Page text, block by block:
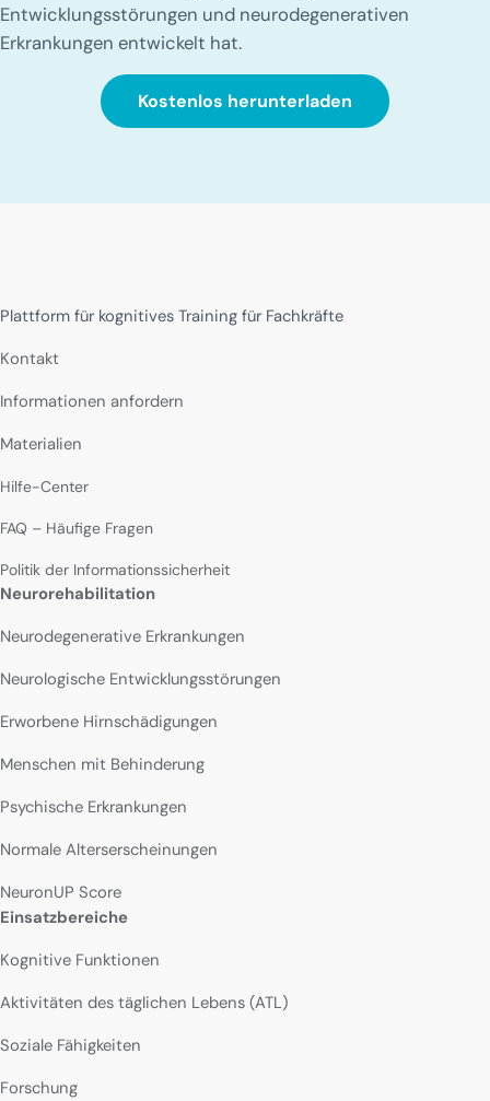
Entwicklungsstörungen und neurodegenerativen
Erkrankungen entwickelt hat.
Kostenlos herunterladen
Plattform für kognitives Training für Fachkräfte
Kontakt
Informationen anfordern
Materialien
Hilfe-Center
FAQ – Häufige Fragen
Politik der Informationssicherheit
Neurorehabilitation
Neurodegenerative Erkrankungen
Neurologische Entwicklungsstörungen
Erworbene Hirnschädigungen
Menschen mit Behinderung
Psychische Erkrankungen
Normale Alterserscheinungen
NeuronUP Score
Einsatzbereiche
Kognitive Funktionen
Aktivitäten des täglichen Lebens (ATL)
Soziale Fähigkeiten
Forschung